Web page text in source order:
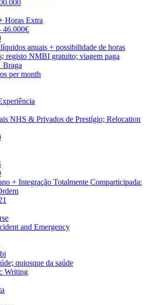
Horas Extra
46.000€
anuais + possibilidade de horas
registo NMBI gratuito; viagem paga
Braga
per month
NHS & Privados de Prestígio; Relocation
+ Integração Totalmente Comparticipada:
and Emergency
quiosque da saúde
Writing